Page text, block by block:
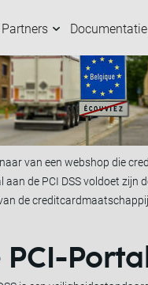
Partners Documentatie
ons
van een webshop die
aan de PCI DSS voldoet
de
PCI-Portal